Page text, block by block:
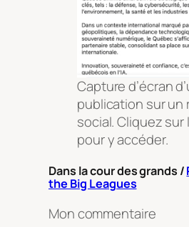
Capture d’écran
publication sur un
social. Cliquez sur
pour y accéder.
Dans la cour des grands /
the Big Leagues
Mon commentaire